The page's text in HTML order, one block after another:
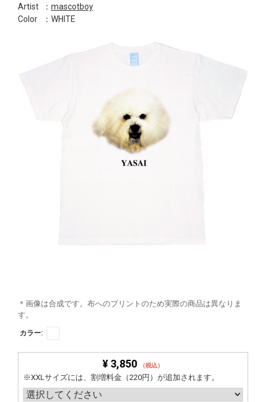
Artist
： mascotboy
Color
：WHITE
＊画像は合成です。布へのプリントのため実際の商品は異なりま
す。
カラー:
¥ 3,850 （税込）
※XXLサイズには、割増料金（220円）が追加されます。